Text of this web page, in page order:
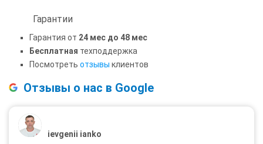
Гарантии
Гарантия от 24 мес до 48 мес
Бесплатная техподдержка
Посмотреть отзывы клиентов
Отзывы о нас в Google
ievgenii ianko